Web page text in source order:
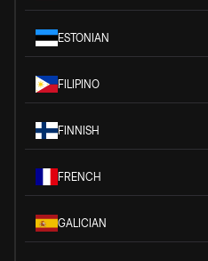
ESTONIAN
FILIPINO
FINNISH
FRENCH
GALICIAN